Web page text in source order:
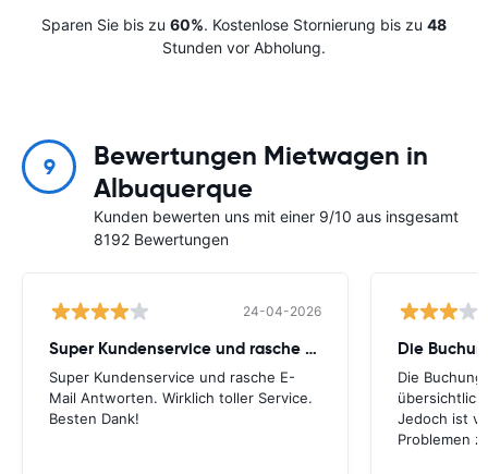
Sparen Sie bis zu 60%. Kostenlose Stornierung bis zu 48
Stunden vor Abholung.
9
Bewertungen Mietwagen in
Albuquerque
Kunden bewerten uns mit einer 9/10 aus insgesamt
8192 Bewertungen
24-04-2026
Super Kundenservice und rasche E-Mail
Super Kundenservice und rasche E-
Mail Antworten. Wirklich toller Service.
Besten Dank!
Die
Die
Jedoch ist
Problemen